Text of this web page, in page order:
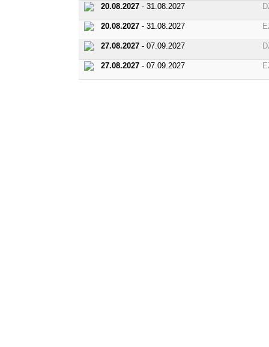
20.08.2027- 31.08.2027
20.08.2027- 31.08.2027
27.08.2027- 07.09.2027
27.08.2027- 07.09.2027